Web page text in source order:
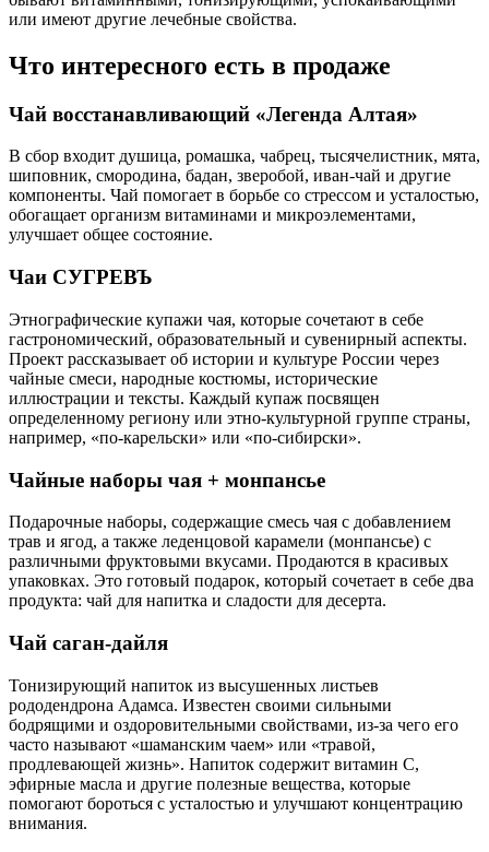
или имеют другие лечебные свойства.
Что интересного есть в продаже
Чай восстанавливающий «Легенда Алтая»
В сбор входит душица, ромашка, чабрец, тысячелистник, мята,
шиповник, смородина, бадан, зверобой, иван-чай и другие
компоненты. Чай помогает в борьбе со стрессом и усталостью,
обогащает организм витаминами и микроэлементами,
улучшает общее состояние.
Чаи СУГРЕВЪ
Этнографические купажи чая, которые сочетают в себе
гастрономический, образовательный и сувенирный аспекты.
Проект рассказывает об истории и культуре России через
чайные смеси, народные костюмы, исторические
иллюстрации и тексты. Каждый купаж посвящен
определенному региону или этно-культурной группе страны,
например, «по-карельски» или «по-сибирски».
Чайные наборы чая + монпансье
Подарочные наборы, содержащие смесь чая с добавлением
трав и ягод, а также леденцовой карамели (монпансье) с
различными фруктовыми вкусами. Продаются в красивых
упаковках. Это готовый подарок, который сочетает в себе два
продукта: чай для напитка и сладости для десерта.
Чай саган-дайля
Тонизирующий напиток из высушенных листьев
рододендрона Адамса. Известен своими сильными
бодрящими и оздоровительными свойствами, из-за чего его
часто называют «шаманским чаем» или «травой,
продлевающей жизнь». Напиток содержит витамин С,
эфирные масла и другие полезные вещества, которые
помогают бороться с усталостью и улучшают концентрацию
внимания.